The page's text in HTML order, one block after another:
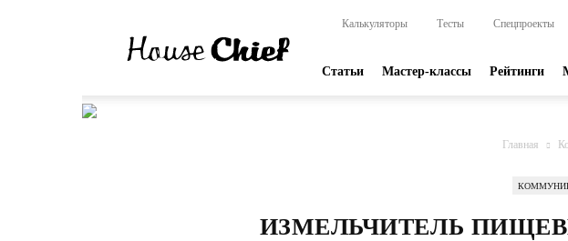
online-
издание
Калькуляторы Тесты Спецпроекты
Статьи Мастер-классы Рейтинги
Главная
ИЗМЕЛЬЧИТЕЛЬ